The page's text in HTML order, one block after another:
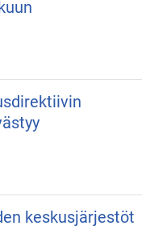
keskusjärjestöt